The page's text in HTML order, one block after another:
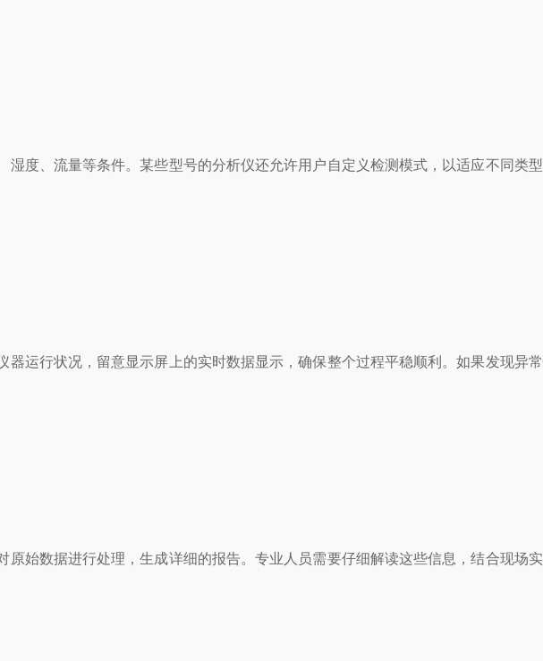
、流量等条件。某些型号的分析仪还允许用户自定义检测模式，以适应不同类
行状况，留意显示屏上的实时数据显示，确保整个过程平稳顺利。如果发现异
数据进行处理，生成详细的报告。专业人员需要仔细解读这些信息，结合现场